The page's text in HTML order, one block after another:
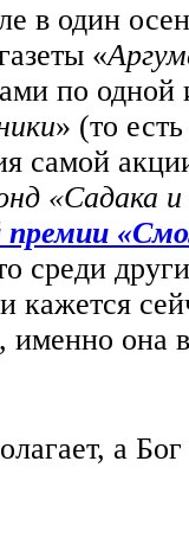
в один
«
по
» (то
самой
«Садака и
премии
среди
кажется
именно она
а